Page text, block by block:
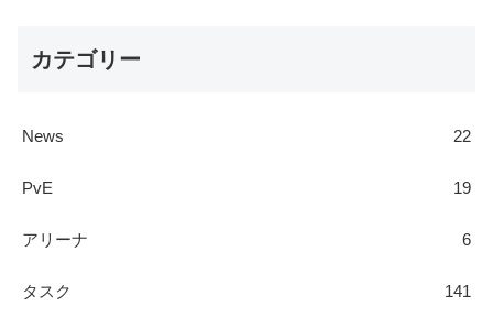
カテゴリー
News 22
PvE 19
アリーナ 6
タスク 141